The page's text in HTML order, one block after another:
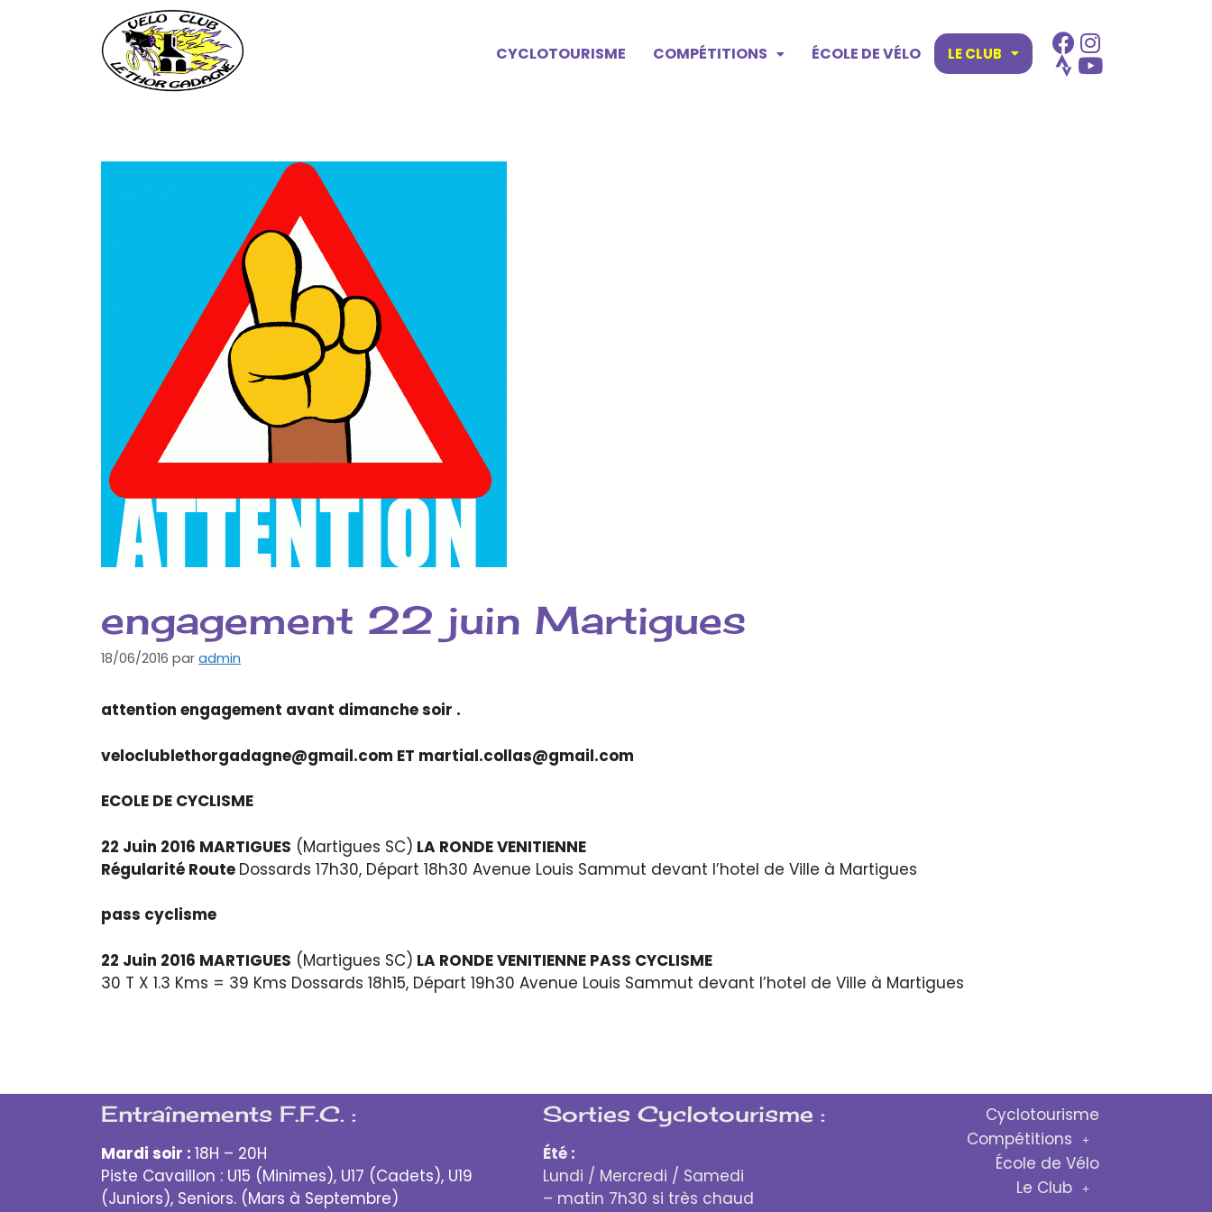
CYCLOTOURISME COMPÉTITIONS ÉCOLE DE VÉLO LE CLUB
engagement 22 juin Martigues
18/06/2016 par admin
attention engagement avant dimanche soir .
veloclublethorgadagne@gmail.com ET martial.collas@gmail.com
ECOLE DE CYCLISME
22 Juin 2016 MARTIGUES (Martigues SC) LA RONDE VENITIENNE
Régularité Route Dossards 17h30, Départ 18h30 Avenue Louis Sammut devant l’hotel de Ville à Martigues
pass cyclisme
22 Juin 2016 MARTIGUES (Martigues SC) LA RONDE VENITIENNE PASS CYCLISME
30 T X 1.3 Kms = 39 Kms Dossards 18h15, Départ 19h30 Avenue Louis Sammut devant l’hotel de Ville à Martigues
Entraînements F.F.C. :
Mardi soir : 18H – 20H
Piste Cavaillon : U15 (Minimes), U17 (Cadets), U19
(Juniors), Seniors. (Mars à Septembre)
Sorties Cyclotourisme :
Été :
Lundi / Mercredi / Samedi
– matin 7h30 si très chaud
Cyclotourisme
Compétitions
École de Vélo
Le Club